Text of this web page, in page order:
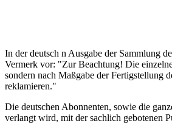
In der deutsch n Ausgabe der Sammlung
Vermerk vor: "Zur Beachtung! Die
sondern nach Maßgabe der Fertigstellung
reklamieren."
Die deutschen Abonnenten, sowie die
verlangt wird, mit der sachlich gebotenen